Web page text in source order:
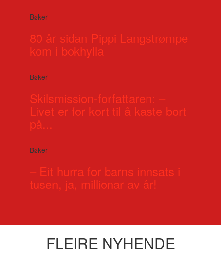
Bøker
80 år sidan Pippi Langstrømpe
kom i bokhylla
Bøker
Skilsmission-forfattaren: –
Livet er for kort til å kaste bort
på...
Bøker
– Eit hurra for barns innsats i
tusen, ja, millionar av år!
FLEIRE NYHENDE